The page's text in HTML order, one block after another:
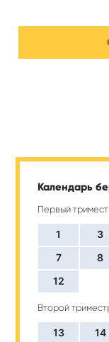
Календарь
Первый
1 3
7
8
12
Второй
13 14